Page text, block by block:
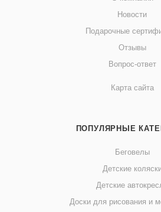
Новости
Подарочные
Отзывы
Вопрос-ответ
Карта сайта
ПОПУЛЯРНЫЕ
Беговелы
Детские
Детские
Доски для рисования и